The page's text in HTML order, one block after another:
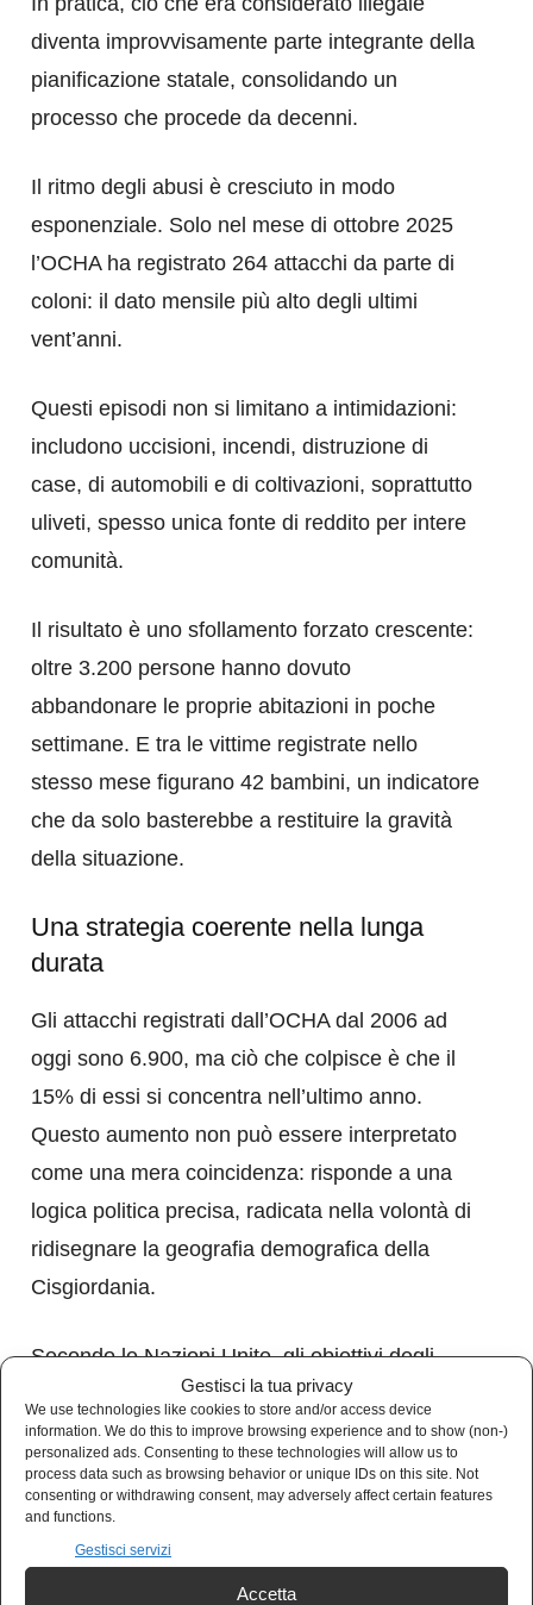
Gestisci la tua privacy
We use technologies like cookies to store and/or access device
information. We do this to improve browsing experience and to show (non-)
personalized ads. Consenting to these technologies will allow us to
process data such as browsing behavior or unique IDs on this site. Not
consenting or withdrawing consent, may adversely affect certain features
and functions.
Gestisci servizi
Accetta
diventa improvvisamente parte integrante della
pianificazione statale, consolidando un
processo che procede da decenni.
Il ritmo degli abusi è cresciuto in modo
esponenziale. Solo nel mese di ottobre 2025
l’OCHA ha registrato 264 attacchi da parte di
coloni: il dato mensile più alto degli ultimi
vent’anni.
Questi episodi non si limitano a intimidazioni:
includono uccisioni, incendi, distruzione di
case, di automobili e di coltivazioni, soprattutto
uliveti, spesso unica fonte di reddito per intere
comunità.
Il risultato è uno sfollamento forzato crescente:
oltre 3.200 persone hanno dovuto
abbandonare le proprie abitazioni in poche
settimane. E tra le vittime registrate nello
stesso mese figurano 42 bambini, un indicatore
che da solo basterebbe a restituire la gravità
della situazione.
Una strategia coerente nella lunga
durata
Gli attacchi registrati dall’OCHA dal 2006 ad
oggi sono 6.900, ma ciò che colpisce è che il
15% di essi si concentra nell’ultimo anno.
Questo aumento non può essere interpretato
come una mera coincidenza: risponde a una
logica politica precisa, radicata nella volontà di
ridisegnare la geografia demografica della
Cisgiordania.
Secondo le Nazioni Unite, gli obiettivi degli
attacchi includono beni materiali e risorse
essenziali: ulivi, pozzi d’acqua, edifici
residenziali e infrastrutture agricole e civili.
L’intento è chiaro: rendere la vita dei
palestinesi sempre più insostenibile,
costringendoli ad abbandonare terre e villaggi